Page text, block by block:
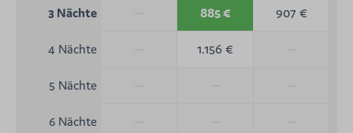
3 Nächte 885 € 907 €
4 Nächte 1.156 €
5 Nächte
6 Nächte